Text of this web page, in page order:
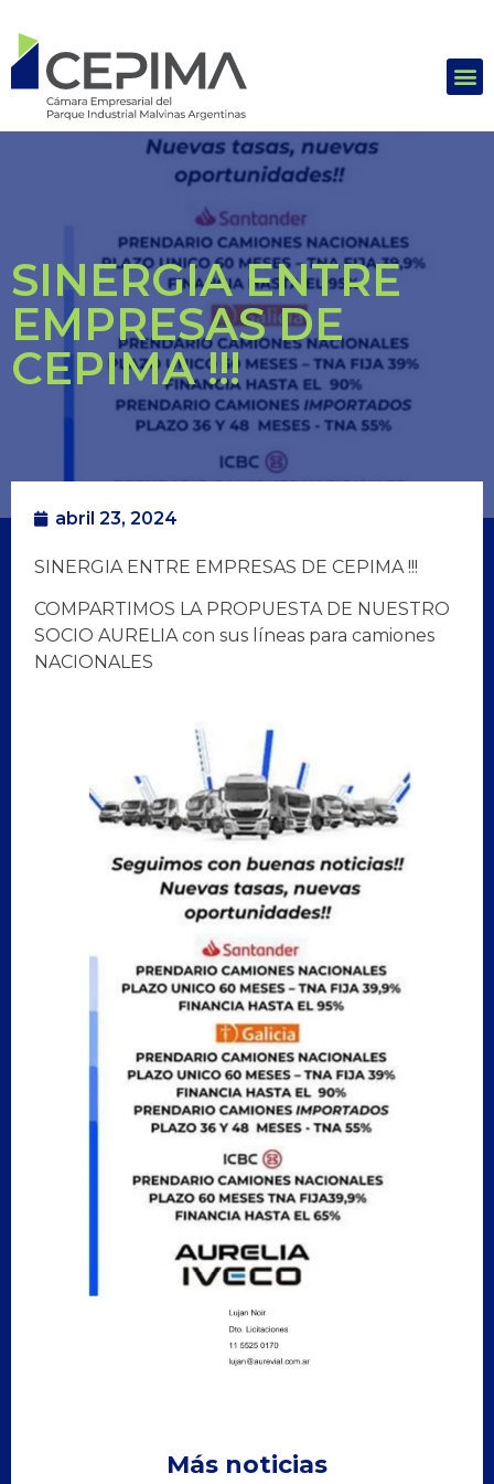
SINERGIA ENTRE
EMPRESAS DE
CEPIMA !!!
abril 23, 2024
SINERGIA ENTRE EMPRESAS DE CEPIMA !!!
COMPARTIMOS LA PROPUESTA DE NUESTRO
SOCIO AURELIA con sus líneas para camiones
NACIONALES
Más noticias